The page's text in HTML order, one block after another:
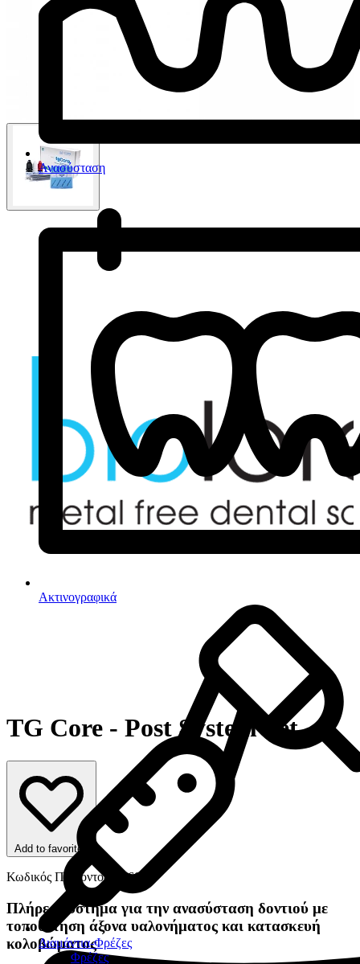
Ανασύσταση
Ακτινογραφικά
Διαμάντια-Φρέζες
Φρέζες
TG Core - Post System Set
Add to favorites
Κωδικός Προϊόντος: 23600
Πλήρες σύστημα για την ανασύσταση δοντιού με
τοποθέτηση άξονα υαλονήματος και κατασκευή
κολοβώματος